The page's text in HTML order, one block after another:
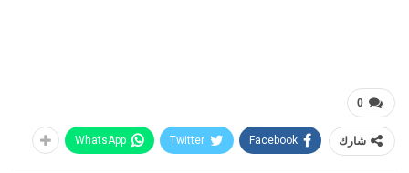
0
شارك Facebook
Twitter
WhatsApp